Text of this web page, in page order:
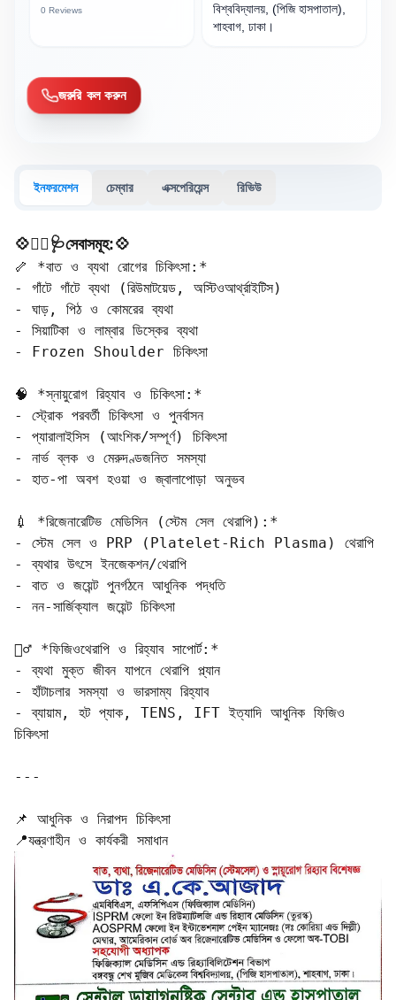
0 Reviews
বিশ্ববিদ্যালয়, (পিজি হাসপাতাল),
শাহবাগ, ঢাকা।
জরুরি কল করুন
ইনফরমেশন চেম্বার এক্সপেরিয়েন্স রিভিউ
💠🧑‍⚕️🩺সেবাসমূহ:💠
🦴 *বাত ও ব্যথা রোগের চিকিৎসা:*
- গাঁটে গাঁটে ব্যথা (রিউমাটয়েড, অস্টিওআর্থ্রাইটিস)
- ঘাড়, পিঠ ও কোমরের ব্যথা
- সিয়াটিকা ও লাম্বার ডিস্কের ব্যথা
- Frozen Shoulder চিকিৎসা
🧠 *স্নায়ুরোগ রিহ্যাব ও চিকিৎসা:*
- স্ট্রোক পরবর্তী চিকিৎসা ও পুনর্বাসন
- প্যারালাইসিস (আংশিক/সম্পূর্ণ) চিকিৎসা
- নার্ভ ব্লক ও মেরুদণ্ডজনিত সমস্যা
- হাত-পা অবশ হওয়া ও জ্বালাপোড়া অনুভব
💉 *রিজেনারেটিভ মেডিসিন (স্টেম সেল থেরাপি):*
- স্টেম সেল ও PRP (Platelet-Rich Plasma) থেরাপি
- ব্যথার উৎসে ইনজেকশন/থেরাপি
- বাত ও জয়েন্ট পুনর্গঠনে আধুনিক পদ্ধতি
- নন-সার্জিক্যাল জয়েন্ট চিকিৎসা
🧘‍♂️ *ফিজিওথেরাপি ও রিহ্যাব সাপোর্ট:*
- ব্যথা মুক্ত জীবন যাপনে থেরাপি প্ল্যান
- হাঁটাচলার সমস্যা ও ভারসাম্য রিহ্যাব
- ব্যায়াম, হট প্যাক, TENS, IFT ইত্যাদি আধুনিক ফিজিও
চিকিৎসা
---
📌 আধুনিক ও নিরাপদ চিকিৎসা
📍যন্ত্রণাহীন ও কার্যকরী সমাধান